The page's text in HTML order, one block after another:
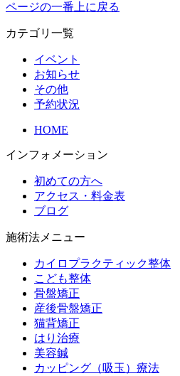
ページの一番上に戻る
カテゴリ一覧
イベント
お知らせ
その他
予約状況
HOME
インフォメーション
初めての方へ
アクセス・料金表
ブログ
施術法メニュー
カイロプラクティック整体
こども整体
骨盤矯正
産後骨盤矯正
猫背矯正
はり治療
美容鍼
カッピング（吸玉）療法